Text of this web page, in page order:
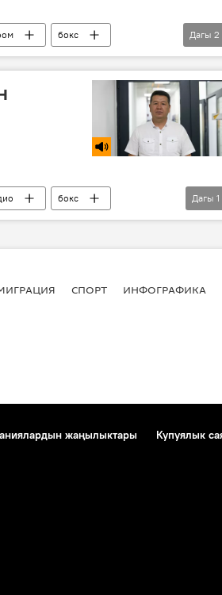
бокс
Дагы 2
бокс
Дагы 1
СПОРТ ИНФОГРАФИКА
жаңылыктары
Купуялык